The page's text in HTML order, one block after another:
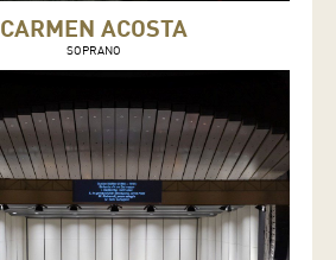
CARMEN ACOSTA
SOPRANO